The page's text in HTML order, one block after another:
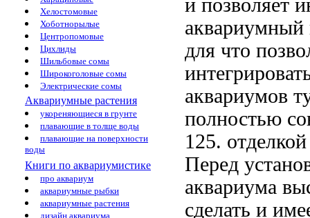
Хелостомовые
Хоботнорылые
Центропомовые
Цихлиды
Шильбовые сомы
Широкоголовые сомы
Электрические сомы
Аквариумные растения
укореняющиеся в грунте
плавающие в толще воды
плавающие на поверхности
воды
Книги по аквариумистике
про аквариум
аквариумные рыбки
аквариумные растения
дизайн аквариума
и позволяет
аквариумный
для что
аквариумов
полностью
125.
Перед
аквариума
сделать и